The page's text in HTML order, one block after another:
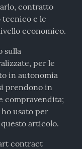
contratto
e le
economico.
sulla
per le
in autonomia
prendono in
compravendita;
ho usato per
articolo.
contract